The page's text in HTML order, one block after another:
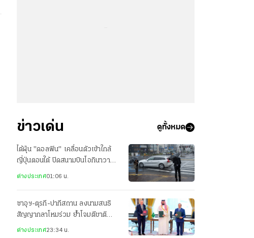
ข่าวเด่น ดูทั้งหมด
ไต้ฝุ่น "ดอลฟิน" เคลื่อนตัวเข้าใกล้
ญี่ปุ่นตอนใต้ ปิดสนามบินโอกินาวา
อพยพประชาชน-เจ็บ 3 ราย
ต่างประเทศ01:06 น.
ซาอุฯ-ตุรกี-ปากีสถาน ลงนามสนธิ
สัญญากลาโหมร่วม ย้ำโจมตีชาติ
เดียวเท่ากับโจมตีทั้ง 3 ประเทศ
ต่างประเทศ23:34 น.